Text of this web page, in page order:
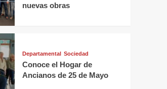
nuevas obras
Departamental Sociedad
Conoce el Hogar de
Ancianos de 25 de Mayo